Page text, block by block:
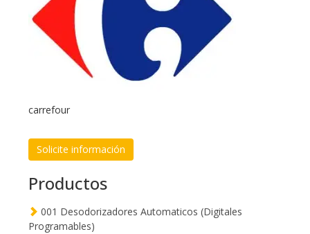
carrefour
Solicite información
Productos
001 Desodorizadores Automaticos (Digitales
Programables)